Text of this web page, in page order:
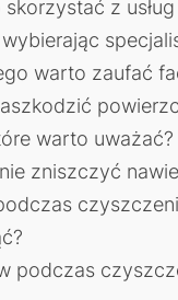
z
warto zaufać
warto uważać?
zniszczyć
podczas